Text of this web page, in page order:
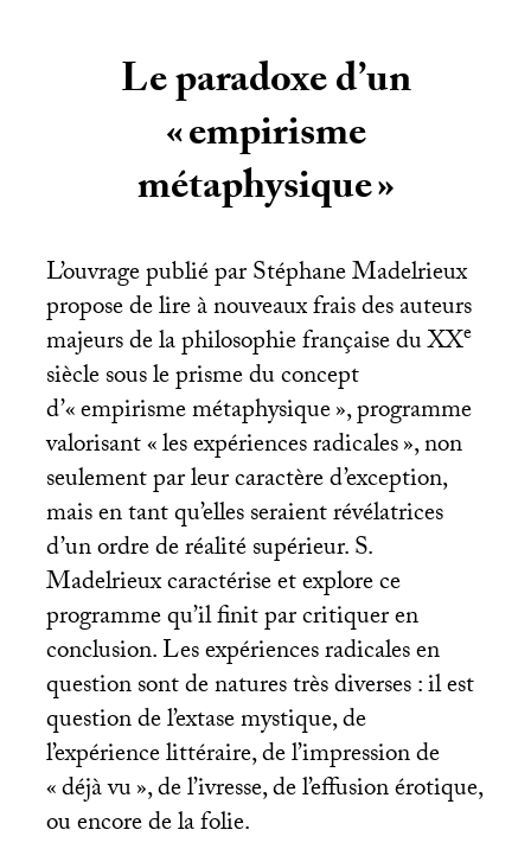
Le paradoxe d’un
«empirisme
métaphysique»
L’ouvrage publié par Stéphane Madelrieux
propose de lire à nouveaux frais des auteurs
majeurs de la philosophie française duXXe
siècle sous le prisme du concept
d’«empirisme métaphysique», programme
valorisant «les expériences radicales», non
seulement par leur caractère d’exception,
mais en tant qu’elles seraient révélatrices
d’un ordre de réalité supérieur. S.
Madelrieux caractérise et explore ce
programme qu’il finit par critiquer en
conclusion. Les expériences radicales en
question sont de natures très diverses : il est
question de l’extase mystique, de
l’expérience littéraire, de l’impression de
«déjà vu», de l’ivresse, de l’effusion érotique,
ou encore de la folie.